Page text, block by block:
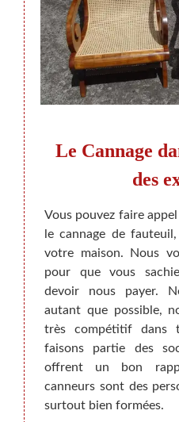
et
nos
des
nos
de
est
Le Cannage
des
Vous pouvez faire
le cannage de
votre maison. Nous
pour que vous
devoir nous payer.
autant que possible,
très compétitif dans
faisons partie des
offrent un bon
canneurs sont des
surtout bien formées.